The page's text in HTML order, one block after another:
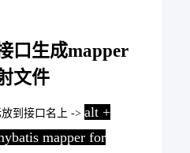
口生成mapper
文件
到接口名上 -> alt +
mapper for